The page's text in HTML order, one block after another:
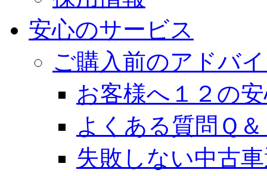
安心のサービス
ご購入前のアドバ
お客様へ１２の
よくある質問Ｑ
失敗しない中古